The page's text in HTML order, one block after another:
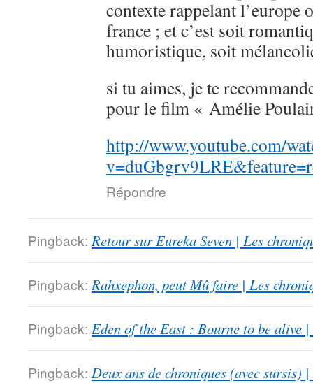
contexte rappelant l’europe
france ; et c’est soit
humoristique, soit
si tu aimes, je te
pour le film « Amélie
http://www.youtube.com/
Répondre
Pingback: Retour sur Eureka Seven | Les
Pingback: Rahxephon, peut Mû faire | Les
Pingback: Eden of the East : Bourne to be alive
Pingback: Deux ans de chroniques (avec sursis)